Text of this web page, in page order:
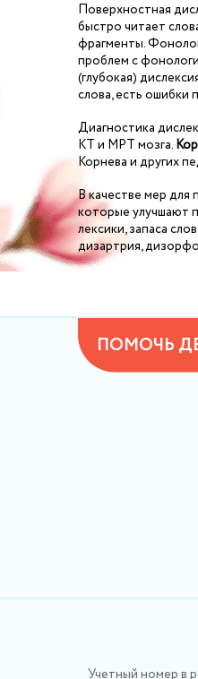
Поверхностная
быстро читает
фрагменты.
проблем с
(глубокая)
слова, есть ошибки
Диагностика
КТ и МРТ мозга.
Корнева и других
В качестве мер для
которые улучшают
лексики, запаса
дизартрия,
ПОМОЧЬ
Учетный номер в